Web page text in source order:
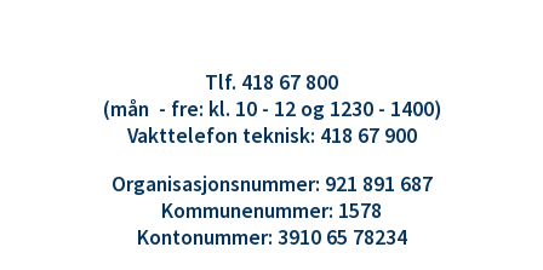
Tlf. 418 67 800
(mån - fre: kl. 10 - 12 og 1230 - 1400)
Vakttelefon teknisk: 418 67 900
Organisasjonsnummer: 921 891 687
Kommunenummer: 1578
Kontonummer: 3910 65 78234